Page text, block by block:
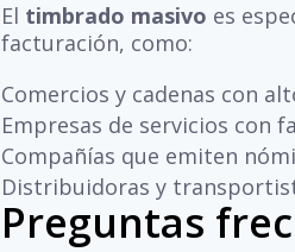
El timbrado masivo es
facturación, como:
Comercios y cadenas con
Empresas de servicios con
Compañías que emiten
Distribuidoras y
Preguntas